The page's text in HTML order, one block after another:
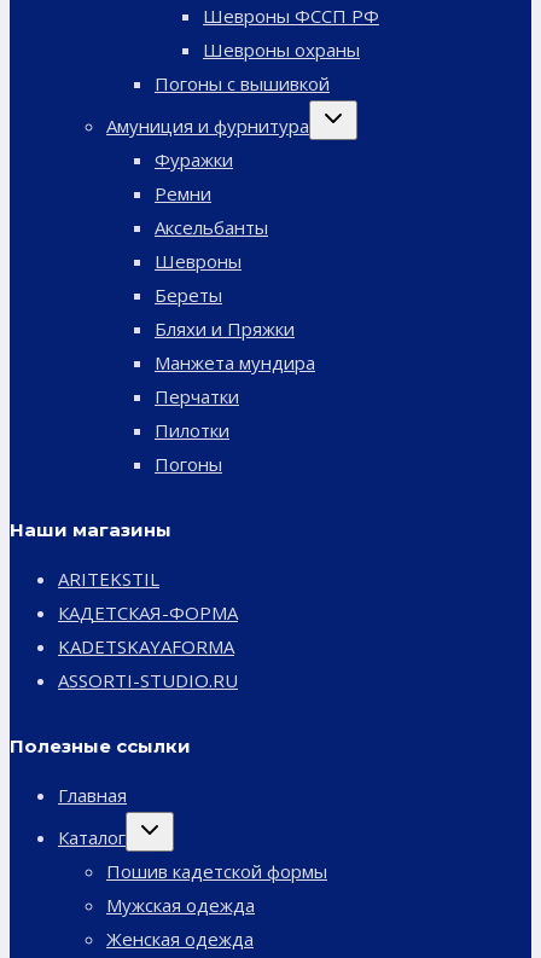
Шевроны ФССП РФ
Шевроны охраны
Погоны с вышивкой
Амуниция и фурнитура
Переключить
дочернее
Фуражки
Ремни
Аксельбанты
Шевроны
Береты
Бляхи и Пряжки
Манжета мундира
Перчатки
Пилотки
Погоны
Наши магазины
ARITEKSTIL
КАДЕТСКАЯ-ФОРМА
KADETSKAYAFORMA
ASSORTI-STUDIO.RU
Полезные ссылки
Главная
Каталог
Переключить
дочернее
Пошив кадетской формы
Мужская одежда
Женская одежда